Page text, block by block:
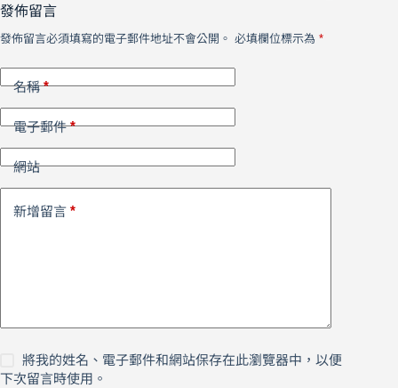
發佈留言
發佈留言必須填寫的電子郵件地址不會公開。 必填欄位標示為 *
名稱*
電子郵件*
網站
新增留言 *
將我的姓名、電子郵件和網站保存在此瀏覽器中，以便
下次留言時使用。